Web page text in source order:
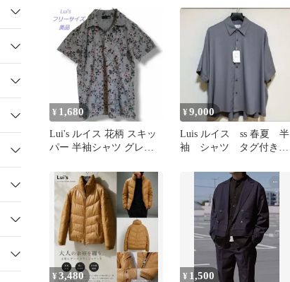
¥ 1,680
Lui's ルイス 花柄 スキッ
パー 半袖シャツ グレー
¥9,000
Luis ルイス ss 春夏 半
袖 シャツ タグ付き
¥3,480 ¥ 1,500